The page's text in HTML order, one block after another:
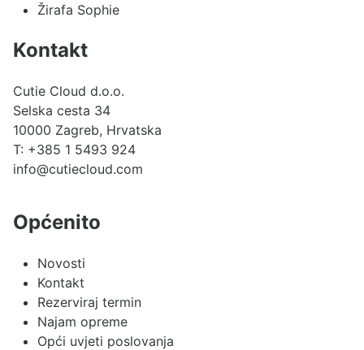
Žirafa Sophie
Kontakt
Cutie Cloud d.o.o.
Selska cesta 34
10000 Zagreb, Hrvatska
T: +385 1 5493 924
info@cutiecloud.com
Općenito
Novosti
Kontakt
Rezerviraj termin
Najam opreme
Opći uvjeti poslovanja